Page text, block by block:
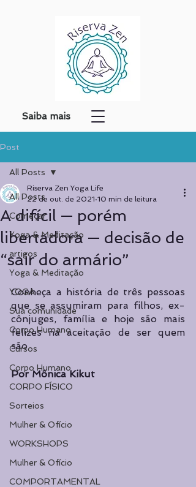
Saiba mais
Post
All Posts
Começar
Yoga & Meditação
artigos
Yoga & Meditação
YOGA
Sua comunidade
Corpo Humano
Cursos
Corpo Humano
CORPO FÍSICO
Sorteios
Mulher & Ofício
WORKSHOPS
Mulher & Ofício
COMPORTAMENTAL
All Posts
A difícil — porém
libertadora — decisão de
“sair do armário”
Riserva Zen Yoga Life
22 de out. de 2021 10 min de leitura
Conheça a história de três pessoas
que se assumiram para filhos, ex-
cônjuges, família e hoje são mais
felizes na aceitação de ser quem
são
Por Mônica Kikut